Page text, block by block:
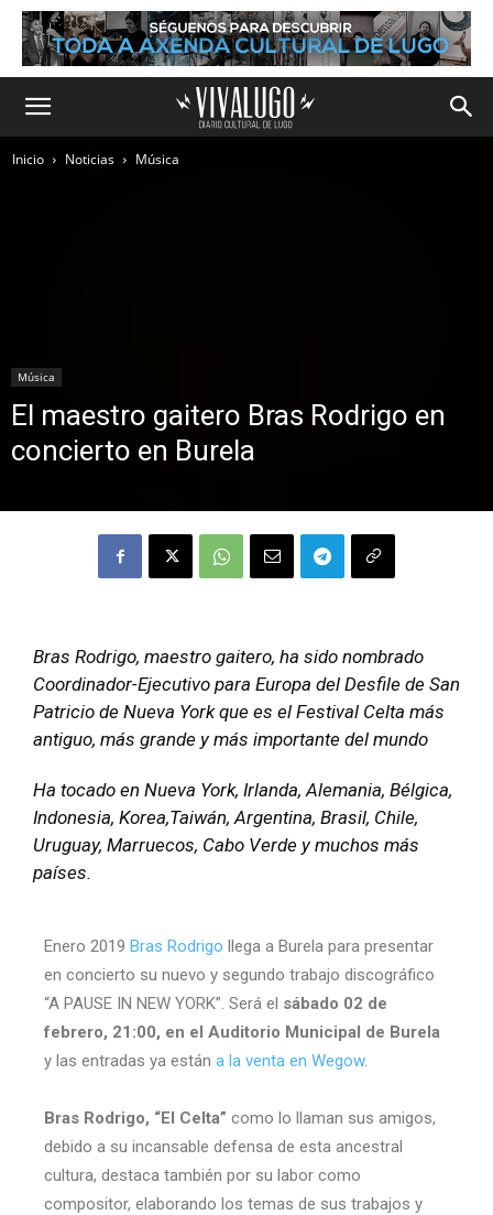
Inicio Noticias Música
Música
El maestro gaitero Bras Rodrigo en
concierto en Burela
Bras Rodrigo, maestro gaitero, ha sido nombrado
Coordinador-Ejecutivo para Europa del Desfile de San
Patricio de Nueva York que es el Festival Celta más
antiguo, más grande y más importante del mundo
Ha tocado en Nueva York, Irlanda, Alemania, Bélgica,
Indonesia, Korea,Taiwán, Argentina, Brasil, Chile,
Uruguay, Marruecos, Cabo Verde y muchos más
países.
Enero 2019 Bras Rodrigo llega a Burela para presentar
en concierto su nuevo y segundo trabajo discográfico
“A PAUSE IN NEW YORK”. Será el sábado 02 de
febrero, 21:00, en el Auditorio Municipal de Burela
y las entradas ya están a la venta en Wegow.
Bras Rodrigo, “El Celta” como lo llaman sus amigos,
debido a su incansable defensa de esta ancestral
cultura, destaca también por su labor como
compositor, elaborando los temas de sus trabajos y